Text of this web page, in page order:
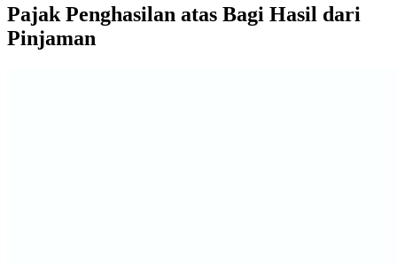
Pajak Penghasilan atas Bagi Hasil dari
Pinjaman